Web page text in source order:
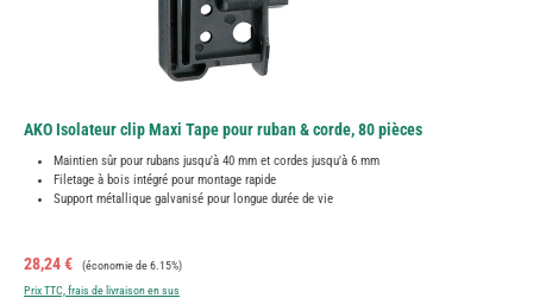
AKO Isolateur clip Maxi Tape pour ruban & corde, 80 pièces
Maintien sûr pour rubans jusqu'à 40 mm et cordes jusqu'à 6 mm
Filetage à bois intégré pour montage rapide
Support métallique galvanisé pour longue durée de vie
Prix de vente :
28,24 € Prix régulier :
(économie de 6.15%)
Prix TTC, frais de livraison en sus